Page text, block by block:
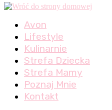
Avon
Lifestyle
Kulinarnie
Strefa Dziecka
Strefa Mamy
Poznaj Mnie
Kontakt